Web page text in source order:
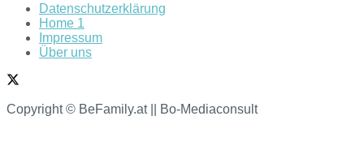
Datenschutzerklärung
Home 1
Impressum
Über uns
Copyright © BeFamily.at || Bo-Mediaconsult